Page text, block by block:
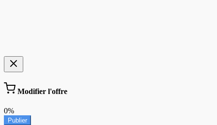
Modifier l'offre
0%
Publier